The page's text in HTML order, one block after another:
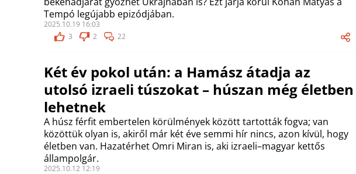
Tempó legújabb epizódjában.
2025.10.19 16:03
3
2 22
Két év pokol után: a Hamász átadja az
utolsó izraeli túszokat – húszan még életben
lehetnek
A húsz férfit embertelen körülmények között tartották fogva; van
közöttük olyan is, akiről már két éve semmi hír nincs, azon kívül, hogy
életben van. Hazatérhet Omri Miran is, aki izraeli–magyar kettős
állampolgár.
2025.10.12 12:19